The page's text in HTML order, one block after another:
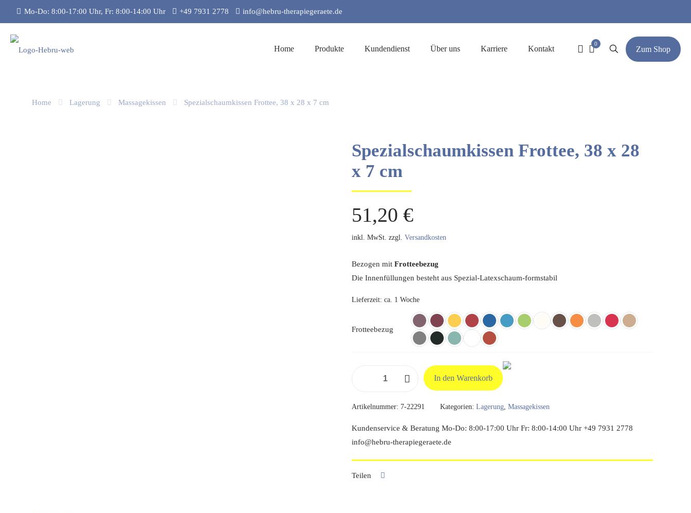
Mo-Do: 8:00-17:00 Uhr, Fr: 8:00-14:00 Uhr +49 7931 2778 info@hebru-therapiegeraete.de
Home Produkte Kundendienst Über uns Karriere Kontakt
0
Zum Shop
Home Lagerung Massagekissen Spezialschaumkissen Frottee, 38 x 28 x 7 cm
Spezialschaumkissen Frottee, 38 x 28
x 7 cm
51,20 €
inkl. MwSt. zzgl. Versandkosten
Bezogen mit Frotteebezug
Die Innenfüllungen besteht aus Spezial-Latexschaum-formstabil
Lieferzeit: ca. 1 Woche
Frotteebezug
28
x
In den Warenkorb
Artikelnummer: 7-22291 Kategorien: Lagerung, Massagekissen
Kundenservice & Beratung Mo-Do: 8:00-17:00 Uhr Fr: 8:00-14:00 Uhr +49 7931 2778
info@hebru-therapiegeraete.de
Teilen